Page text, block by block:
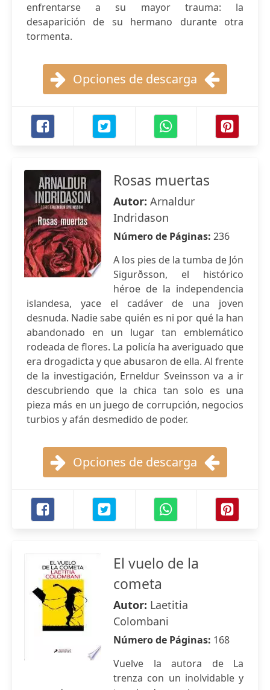
enfrentarse a su mayor trauma: la
desaparición de su hermano durante otra
tormenta.
Opciones de descarga
Rosas muertas
Autor: Arnaldur
Indridason
Número de Páginas: 236
A los pies de la tumba de Jón
Sigurðsson, el histórico
héroe de la independencia
islandesa, yace el cadáver de una joven
desnuda. Nadie sabe quién es ni por qué la han
abandonado en un lugar tan emblemático
rodeada de flores. La policía ha averiguado que
era drogadicta y que abusaron de ella. Al frente
de la investigación, Erneldur Sveinsson va a ir
descubriendo que la chica tan solo es una
pieza más en un juego de corrupción, negocios
turbios y afán desmedido de poder.
Opciones de descarga
El vuelo de la
cometa
Autor: Laetitia
Colombani
Número de Páginas: 168
Vuelve la autora de La
trenza con un inolvidable y